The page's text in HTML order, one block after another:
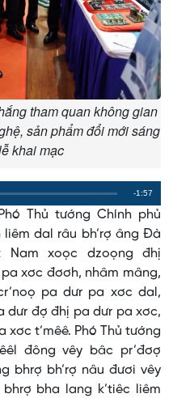
tham quan không gian
sản phẩm đổi mới sáng
khai mạc
Remaining
Time
-1:57
Thủ tướng Chính phủ
liêm dal râu bh’rợ âng Đà
Nam xoọc dzoọng đhị
xơc đơơh, nhâm mâng,
pa dưr pa xơc dal,
dưr đợ đhị pa dưr pa xơc,
t’mêê. Phó Thủ tướng
đông vêy bâc pr’đơợ
bhrợ bh’rợ nâu đươi vêy
bhrợ bha lang k’tiêc liêm